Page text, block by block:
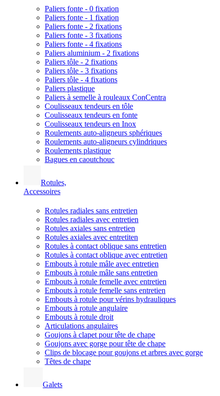
Paliers fonte - 0 fixation
Paliers fonte - 1 fixation
Paliers fonte - 2 fixations
Paliers fonte - 3 fixations
Paliers fonte - 4 fixations
Paliers aluminium - 2 fixations
Paliers tôle - 2 fixations
Paliers tôle - 3 fixations
Paliers tôle - 4 fixations
Paliers plastique
Paliers à semelle à rouleaux ConCentra
Coulisseaux tendeurs en tôle
Coulisseaux tendeurs en fonte
Coulisseaux tendeurs en Inox
Roulements auto-aligneurs sphériques
Roulements auto-aligneurs cylindriques
Roulements plastique
Bagues en caoutchouc
Rotules,
Accessoires
Rotules radiales sans entretien
Rotules radiales avec entretien
Rotules axiales sans entretien
Rotules axiales avec entretiten
Rotules à contact oblique sans entretien
Rotules à contact oblique avec entretien
Embouts à rotule mâle avec entretien
Embouts à rotule mâle sans entretien
Embouts à rotule femelle avec entretien
Embouts à rotule femelle sans entretien
Embouts à rotule pour vérins hydrauliques
Embouts à rotule angulaire
Embouts à rotule droit
Articulations angulaires
Goujons à clapet pour tête de chape
Goujons avec gorge pour tête de chape
Clips de blocage pour goujons et arbres avec gorge
Têtes de chape
Galets